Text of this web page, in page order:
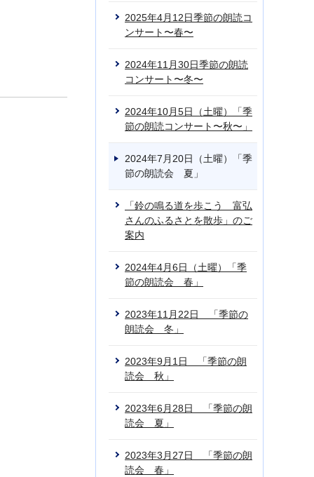
2025年4月12日季節の朗読コ
ンサート〜春〜
2024年11月30日季節の朗読
コンサート〜冬〜
2024年10月5日（土曜）「季
節の朗読コンサート〜秋〜」
2024年7月20日（土曜）「季
節の朗読会 夏」
「鈴の鳴る道を歩こう 富弘
さんのふるさとを散歩」のご
案内
2024年4月6日（土曜）「季
節の朗読会 春」
2023年11月22日 「季節の
朗読会 冬」
2023年9月1日 「季節の朗
読会 秋」
2023年6月28日 「季節の朗
読会 夏」
2023年3月27日 「季節の朗
読会 春」